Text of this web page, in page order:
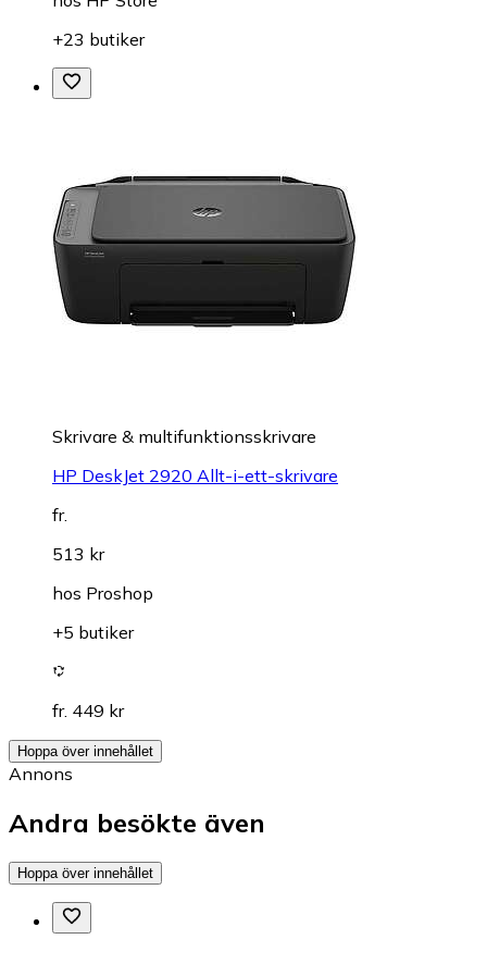
+23 butiker
Skrivare & multifunktionsskrivare
HP DeskJet 2920 Allt-i-ett-skrivare
fr.
513 kr
hos Proshop
+5 butiker
fr. 449 kr
Hoppa över innehållet
Annons
Andra besökte även
Hoppa över innehållet